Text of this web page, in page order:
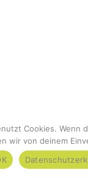
Cookies. Wenn
wir von deinem